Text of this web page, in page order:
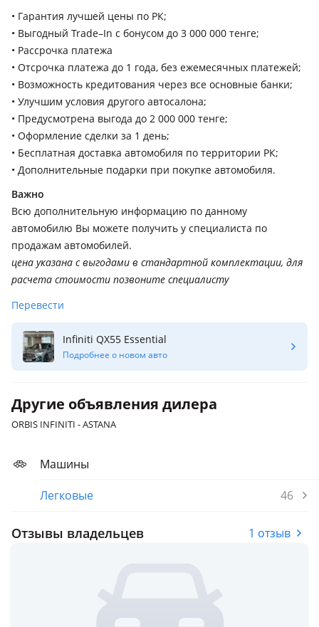
• Гарантия лучшей цены по РК;
• Выгодный Trade–In с бонусом до 3 000 000 тенге;
• Рассрочка платежа
• Отсрочка платежа до 1 года, без ежемесячных платежей;
• Возможность кредитования через все основные банки;
• Улучшим условия другого автосалона;
• Предусмотрена выгода до 2 000 000 тенге;
• Оформление сделки за 1 день;
• Бесплатная доставка автомобиля по территории РК;
• Дополнительные подарки при покупке автомобиля.
Важно
Всю дополнительную информацию по данному
автомобилю Вы можете получить у специалиста по
продажам автомобилей.
цена указана с выгодами в стандартной комплектации, для
расчета стоимости позвоните специалисту
Перевести
Infiniti QX55 Essential
Подробнее о новом авто
Другие объявления дилера
ORBIS INFINITI - ASTANA
Машины
Легковые
46
Отзывы владельцев 1 отзыв